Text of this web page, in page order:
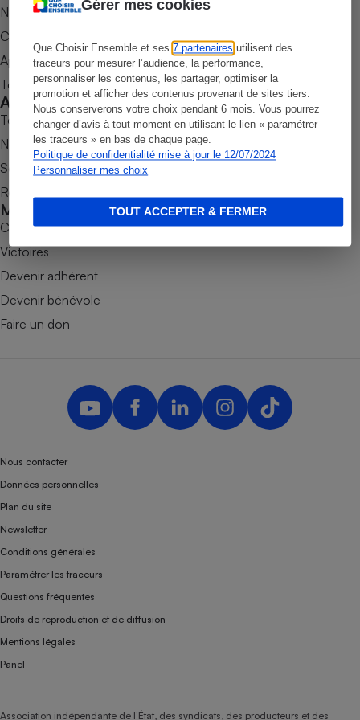
Gérer mes cookies
Que Choisir Ensemble et ses7 partenaires utilisent des
traceurs pour mesurer l’audience, la performance,
personnaliser les contenus, les partager, optimiser la
promotion et afficher des contenus provenant de sites tiers.
Nous conserverons votre choix pendant 6 mois. Vous pourrez
changer d’avis à tout moment en utilisant le lien « paramétrer
les traceurs » en bas de chaque page.
Politique de confidentialité mise à jour le 12/07/2024
Personnaliser mes choix
TOUT ACCEPTER & FERMER
alimentaire
Assurance emprunteur
Plaque de cuisson à
induction
Téléviseur
Smartphone
Matelas
Mutuelle
Antimoustique
Nos newsletters
Commander une parution
Appli Quel Produit
Tous nos tests de produits
Accompagner
Tous nos comparateurs
Nos services
Soumettre un litige
Rencontrer une association locale
Mobiliser
Combats
Victoires
Devenir adhérent
Devenir bénévole
Faire un don
Nous contacter
Données personnelles
Plan du site
Newsletter
Conditions générales
Paramétrer les traceurs
Questions fréquentes
Droits de reproduction et de diffusion
Mentions légales
Panel
Association indépendante de l’État, des syndicats, des producteurs et des